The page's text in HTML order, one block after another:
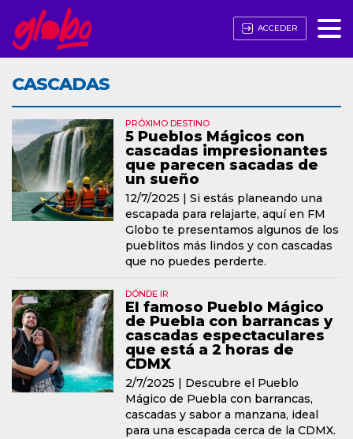
ACCEDER
CASCADAS
PRÓXIMO DESTINO
5 Pueblos Mágicos con
cascadas impresionantes
que parecen sacadas de
un sueño
12/7/2025 |Si estás planeando una
escapada para relajarte, aquí en FM
Globo te presentamos algunos de los
pueblitos más lindos y con cascadas
que no puedes perderte.
DÓNDE IR
El famoso Pueblo Mágico
de Puebla con barrancas y
cascadas espectaculares
que está a 2 horas de
CDMX
2/7/2025 | Descubre el Pueblo
Mágico de Puebla con barrancas,
cascadas y sabor a manzana, ideal
para una escapada cerca de la CDMX.